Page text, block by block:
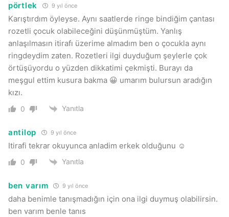
pörtlek 9 yıl önce
Karıştırdım öyleyse. Aynı saatlerde ringe bindiğim çantası
rozetli çocuk olabileceğini düşünmüştüm. Yanlış
anlaşılmasın itirafı üzerime almadım ben o çocukla aynı
ringdeydim zaten. Rozetleri ilgi duyduğum şeylerle çok
örtüşüyordu o yüzden dikkatimi çekmişti. Burayı da
meşgul ettim kusura bakma 😀 umarım bulursun aradığın
kızı.
0 Yanıtla
antilop 9 yıl önce
Itirafi tekrar okuyunca anladim erkek olduğunu ☺
0 Yanıtla
ben varım 9 yıl önce
daha benimle tanışmadığın için ona ilgi duymuş olabilirsin.
ben varım benle tanıs